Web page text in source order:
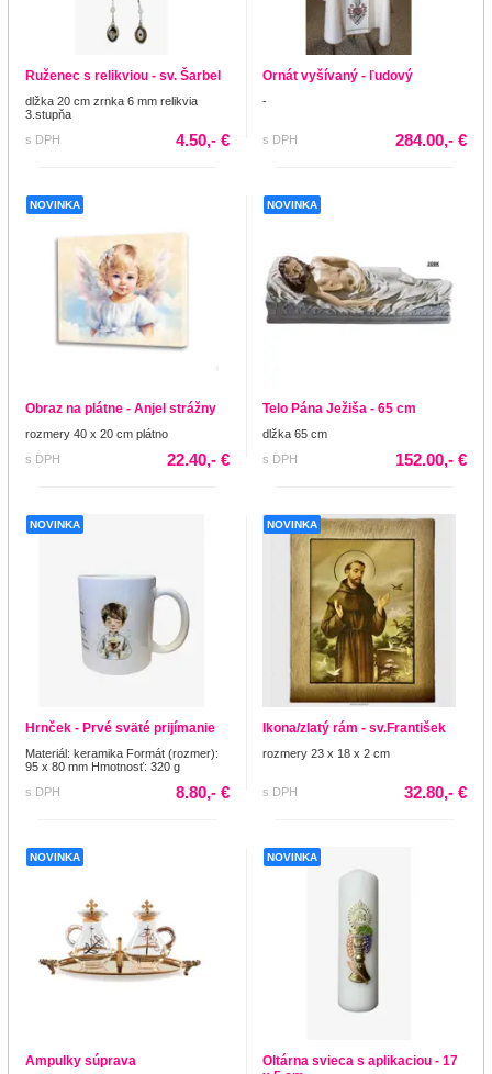
Ruženec s relikviou - sv. Šarbel
dlžka 20 cm zrnka 6 mm relikvia
3.stupňa
s DPH
4.50,- €
Ornát vyšívaný - ľudový
-
s DPH 284.00,- €
NOVINKA
Obraz na plátne - Anjel strážny
rozmery 40 x 20 cm plátno
s DPH
22.40,- €
NOVINKA
Telo Pána Ježiša - 65 cm
dlžka 65 cm
s DPH
152.00,- €
NOVINKA
Hrnček - Prvé sväté prijímanie
Materiál: keramika Formát (rozmer):
95 x 80 mm Hmotnosť: 320 g
s DPH
8.80,- €
NOVINKA
Ikona/zlatý rám - sv.František
rozmery 23 x 18 x 2 cm
s DPH 32.80,- €
NOVINKA
Ampulky súprava
NOVINKA
Oltárna svieca s aplikaciou - 17